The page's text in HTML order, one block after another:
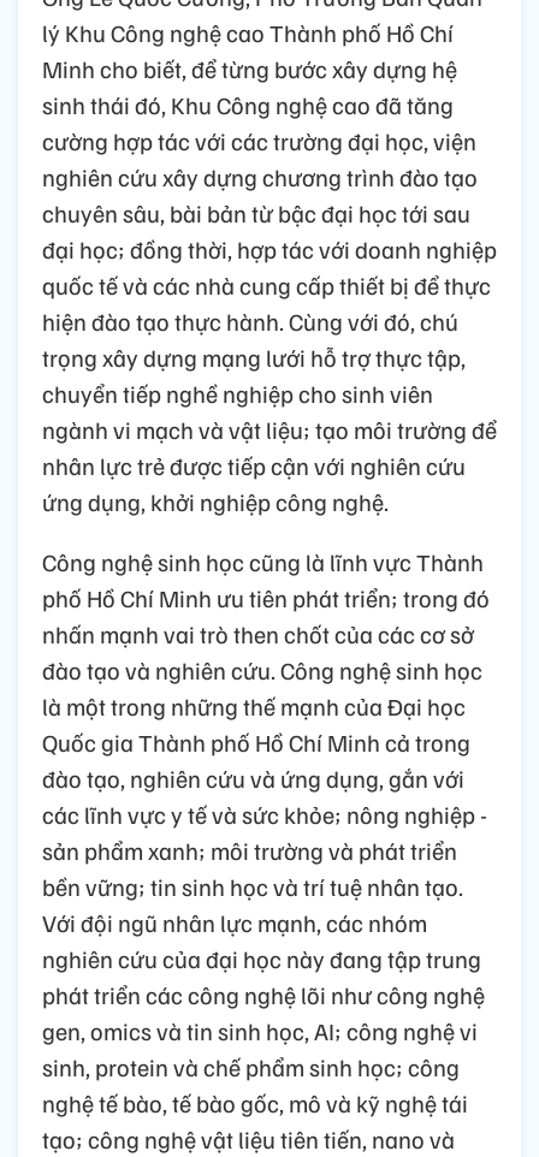
lý Khu Công nghệ cao Thành phố Hồ Chí
Minh cho biết, để từng bước xây dựng hệ
sinh thái đó, Khu Công nghệ cao đã tăng
cường hợp tác với các trường đại học, viện
nghiên cứu xây dựng chương trình đào tạo
chuyên sâu, bài bản từ bậc đại học tới sau
đại học; đồng thời, hợp tác với doanh nghiệp
quốc tế và các nhà cung cấp thiết bị để thực
hiện đào tạo thực hành. Cùng với đó, chú
trọng xây dựng mạng lưới hỗ trợ thực tập,
chuyển tiếp nghề nghiệp cho sinh viên
ngành vi mạch và vật liệu; tạo môi trường để
nhân lực trẻ được tiếp cận với nghiên cứu
ứng dụng, khởi nghiệp công nghệ.
Công nghệ sinh học cũng là lĩnh vực Thành
phố Hồ Chí Minh ưu tiên phát triển; trong đó
nhấn mạnh vai trò then chốt của các cơ sở
đào tạo và nghiên cứu. Công nghệ sinh học
là một trong những thế mạnh của Đại học
Quốc gia Thành phố Hồ Chí Minh cả trong
đào tạo, nghiên cứu và ứng dụng, gắn với
các lĩnh vực y tế và sức khỏe; nông nghiệp -
sản phẩm xanh; môi trường và phát triển
bền vững; tin sinh học và trí tuệ nhân tạo.
Với đội ngũ nhân lực mạnh, các nhóm
nghiên cứu của đại học này đang tập trung
phát triển các công nghệ lõi như công nghệ
gen, omics và tin sinh học, AI; công nghệ vi
sinh, protein và chế phẩm sinh học; công
nghệ tế bào, tế bào gốc, mô và kỹ nghệ tái
tạo; công nghệ vật liệu tiên tiến, nano và